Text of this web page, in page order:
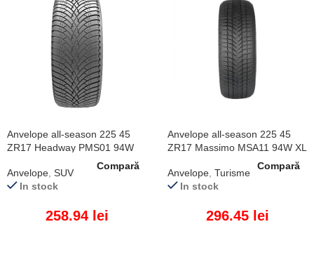
Anvelope all-season 225 45
ZR17 Headway PMS01 94W
Anvelope SUV
In stock
258.94 lei
Compară
Anvelope all-season 225 45
ZR17 Massimo MSA11 94W XL
Anvelope Turisme
In stock
296.45 lei
Compară